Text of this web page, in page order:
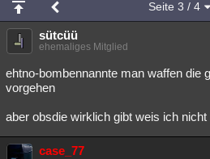
meine Rubriken
Menschen
Spiritualität Verschwörungen
Philosophie
Seite 3 / 4
sütcüü
ehemaliges Mitglied
ehtno-bombennannte man waffen die
vorgehen
aber obsdie wirklich gibt weis ich nicht
case_77